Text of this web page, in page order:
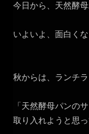
今日から、天然酵
いよいよ、面白くな
秋からは、ランチ
「天然酵母パンの
取り入れようと思っ